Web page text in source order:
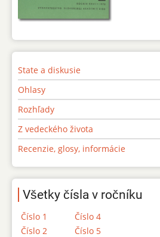
State a diskusie
Ohlasy
Rozhľady
Z vedeckého života
Recenzie, glosy, informácie
Všetky čísla v ročníku
Číslo 1
Číslo 2
Číslo 4
Číslo 5